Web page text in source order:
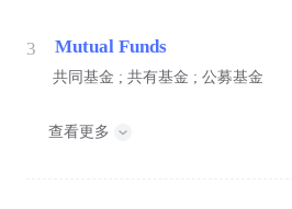
3 Mutual Funds
共同基金 ; 共有基金 ; 公募基金
查看更多